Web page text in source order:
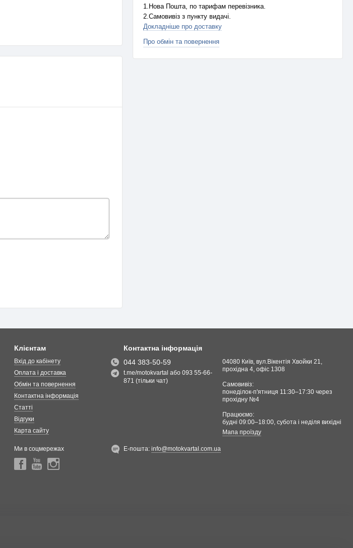
1.Нова Пошта, по тарифам перевізника.
2.Самовивіз з пункту видачі.
Докладніше про доставку
Про обмін та повернення
Клієнтам
Вхід до кабінету
Оплата і доставка
Обмін та повернення
Контактна інформація
Статті
Відгуки
Карта сайту
Ми в соцмережах
Контактна інформація
044 383-50-59
t.me/motokvartal або 093 55-66-
871 (тільки чат)
04080 Київ, вул.Вікентія Хвойки 21,
прохідна 4, офіс 1308
Самовивіз:
понеділок-п'ятниця 11:30–17:30 через
прохідну №4
Працюємо:
будні 09:00–18:00, cубота і неділя вихідні
Мапа проїзду
Е-пошта:info@motokvartal.com.ua